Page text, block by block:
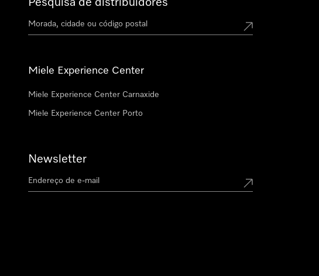
Pesquisa de distribuidores
Miele Experience Center
Miele Experience Center Carnaxide
Miele Experience Center Porto
Newsletter